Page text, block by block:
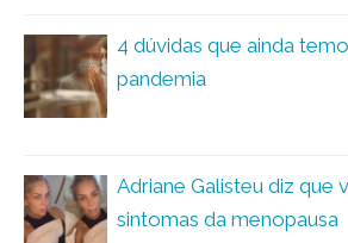
4 dúvidas que ainda
pandemia
Adriane Galisteu diz que
sintomas da menopausa